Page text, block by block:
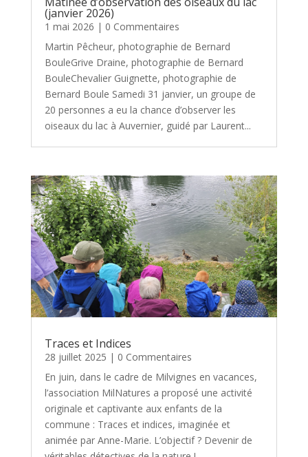
(janvier 2026)
1 mai 2026 | 0 Commentaires
Martin Pêcheur, photographie de Bernard
BouleGrive Draine, photographie de Bernard
BouleChevalier Guignette, photographie de
Bernard Boule Samedi 31 janvier, un groupe de
20 personnes a eu la chance d’observer les
oiseaux du lac à Auvernier, guidé par Laurent...
Traces et Indices
28 juillet 2025 | 0 Commentaires
En juin, dans le cadre de Milvignes en vacances,
l’association MilNatures a proposé une activité
originale et captivante aux enfants de la
commune : Traces et indices, imaginée et
animée par Anne-Marie. L’objectif ? Devenir de